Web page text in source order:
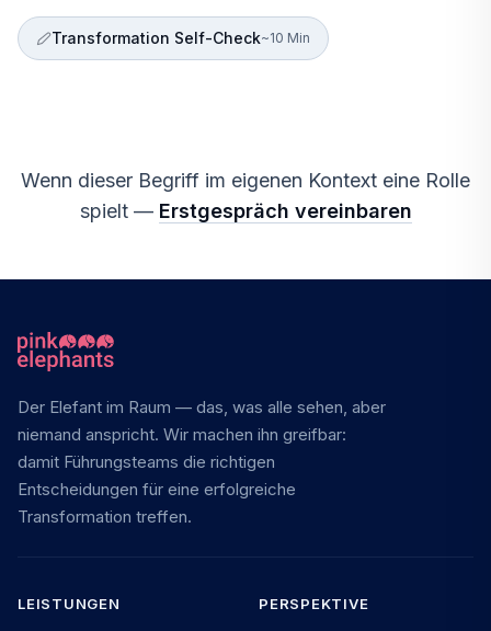
Transformation Self-Check~10 Min
Wenn dieser Begriff im eigenen Kontext eine Rolle
spielt — Erstgespräch vereinbaren
Der Elefant im Raum — das, was alle sehen, aber
niemand anspricht. Wir machen ihn greifbar:
damit Führungsteams die richtigen
Entscheidungen für eine erfolgreiche
Transformation treffen.
LEISTUNGEN PERSPEKTIVE